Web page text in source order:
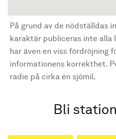
På grund av de nödställdas
karaktär publiceras inte alla
har även en viss fördröjning
informationens korrekthet.
radie på cirka en sjömil.
Bli